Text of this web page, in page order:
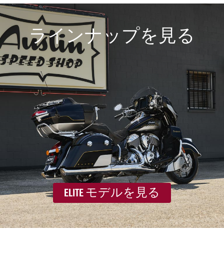
ラインナップを見る
ELITE モデルを見る